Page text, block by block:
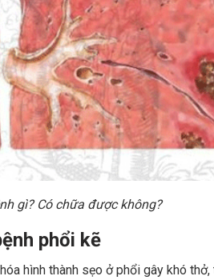
gì? Có chữa được không?
phổi kẽ
hình thành sẹo ở phổi gây khó